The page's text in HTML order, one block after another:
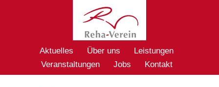
Aktuelles Über uns
Leistungen
Veranstaltungen
Jobs Kontakt